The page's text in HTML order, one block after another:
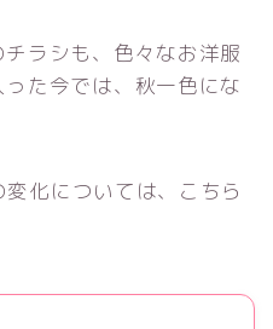
ラシも、色々なお洋服
た今では、秋一色にな
化については、こちら